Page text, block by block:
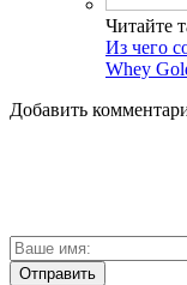
Читайте
Из чего
Whey
Добавить
УЛ. КРЫЛАТСКАЯ